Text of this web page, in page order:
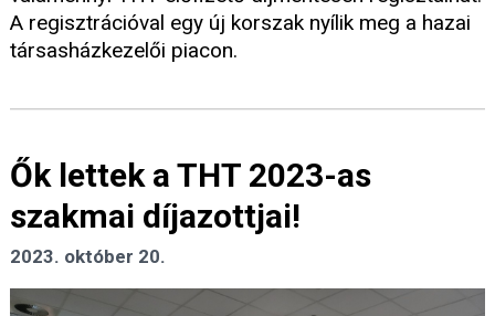
A regisztrációval egy új korszak nyílik meg a hazai
társasházkezelői piacon.
Ők lettek a THT 2023-as
szakmai díjazottjai!
2023. október 20.